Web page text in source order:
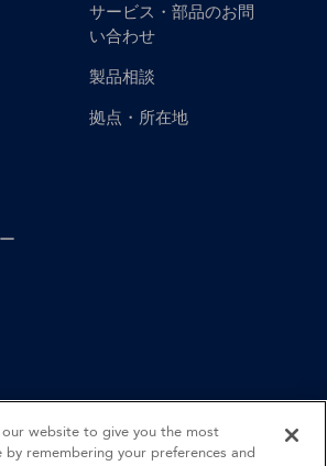
サービス・部品のお問
い合わせ
製品相談
拠点・所在地
website to give you the most
by remembering your preferences and